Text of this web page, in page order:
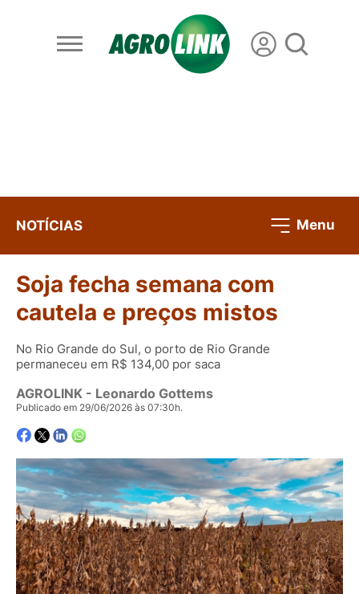
NOTÍCIAS Menu
Soja fecha semana com
cautela e preços mistos
No Rio Grande do Sul, o porto de Rio Grande
permaneceu em R$ 134,00 por saca
AGROLINK - Leonardo Gottems
Publicado em 29/06/2026 às 07:30h.